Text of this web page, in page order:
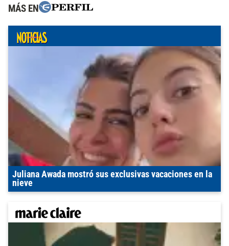
MÁS EN
Juliana Awada mostró sus exclusivas vacaciones en la
nieve